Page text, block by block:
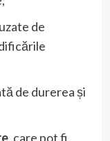
de
de durerea și
, care pot fi